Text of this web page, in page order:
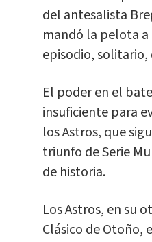
del antesalista
mandó la pelota
episodio, solitario,
El poder en el
insuficiente para
los Astros, que
triunfo de Serie
de historia.
Los Astros, en su
Clásico de Otoño,